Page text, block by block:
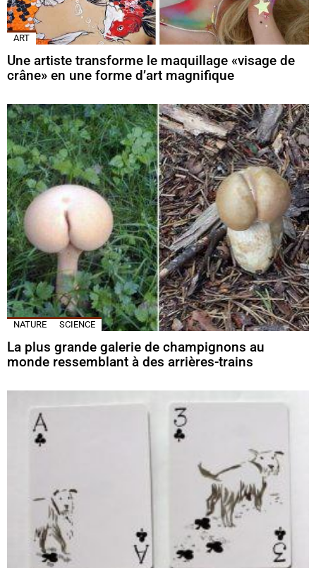
ART
Une artiste transforme le maquillage «visage de
crâne» en une forme d’art magnifique
NATURE SCIENCE
La plus grande galerie de champignons au
monde ressemblant à des arrières-trains